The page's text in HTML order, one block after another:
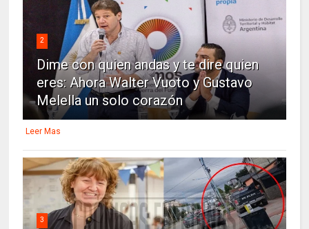
2
Dime con quien andas y te dire quien
eres: Ahora Walter Vuoto y Gustavo
Melella un solo corazón
Leer Mas
3